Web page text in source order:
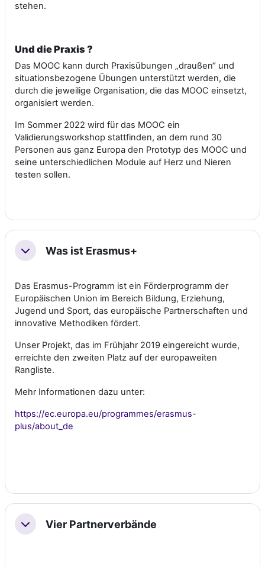
stehen.
Und die Praxis ?
Das MOOC kann durch Praxisübungen „draußen“ und
situationsbezogene Übungen unterstützt werden, die
durch die jeweilige Organisation, die das MOOC einsetzt,
organisiert werden.
Im Sommer 2022 wird für das MOOC ein
Validierungsworkshop stattfinden, an dem rund 30
Personen aus ganz Europa den Prototyp des MOOC und
seine unterschiedlichen Module auf Herz und Nieren
testen sollen.
CollapseWas ist Erasmus+
Das Erasmus-Programm ist ein Förderprogramm der
Europäischen Union im Bereich Bildung, Erziehung,
Jugend und Sport, das europäische Partnerschaften und
innovative Methodiken fördert.
Unser Projekt, das im Frühjahr 2019 eingereicht wurde,
erreichte den zweiten Platz auf der europaweiten
Rangliste.
Mehr Informationen dazu unter:
https://ec.europa.eu/programmes/erasmus-
plus/about_de
CollapseVier Partnerverbände